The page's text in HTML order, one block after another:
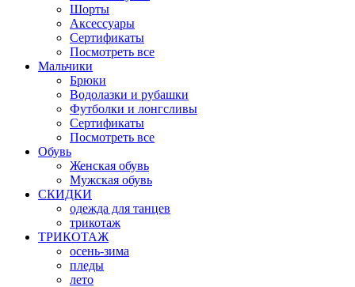
Шорты
Аксессуары
Сертификаты
Посмотреть все
Мальчики
Брюки
Водолазки и рубашки
Футболки и лонгсливы
Сертификаты
Посмотреть все
Обувь
Женская обувь
Мужская обувь
СКИДКИ
одежда для танцев
трикотаж
ТРИКОТАЖ
осень-зима
пледы
лето